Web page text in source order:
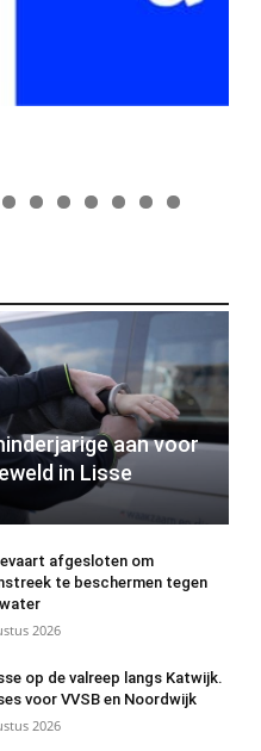
aan voor
in Lisse
afgesloten om
te beschermen tegen
2026
op de valreep langs Katwijk.
voor VVSB en Noordwijk
2026